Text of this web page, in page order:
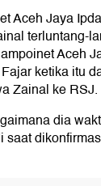
Aceh Jaya
terluntang-
Aceh
ketika itu
Zainal ke RSJ.
dia
saat